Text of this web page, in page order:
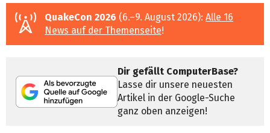
QuakeCon 2026 (6.–9. August 2026): Alle 16
News auf der Themenseite!
Dir gefällt ComputerBase?
Lasse dir unsere neuesten
Artikel in der Google-Suche
ganz oben anzeigen!